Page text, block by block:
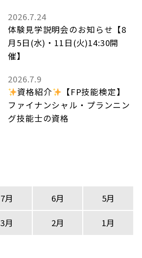
2026.7.24
体験見学説明会のお知らせ【8
月5日(水)・11日(火)14:30開
催】
2026.7.9
資格紹介
【FP技能検定】
ファイナンシャル・プランニン
グ技能士の資格
7月 6月 5月
3月 2月 1月